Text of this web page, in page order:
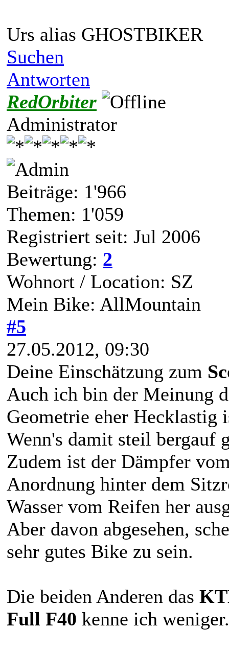
Urs alias GHOSTBIKER
Suchen
Antworten
RedOrbiter
Administrator
Beiträge: 1'966
Themen: 1'059
Registriert seit: Jul 2006
Bewertung: 2
Wohnort / Location: SZ
Mein Bike: AllMountain
#5
27.05.2012, 09:30
Deine Einschätzung zum
Auch ich bin der Meinung
Geometrie eher Hecklastig
Wenn's damit steil bergauf
Zudem ist der Dämpfer
Anordnung hinter dem
Wasser vom Reifen her
Aber davon abgesehen,
sehr gutes Bike zu sein.
Die beiden Anderen das
Full F40 kenne ich weniger.